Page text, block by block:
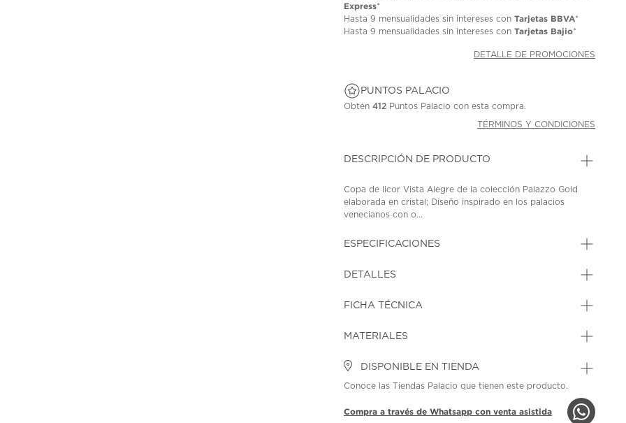
Express*
Hasta9 mensualidades sin intereses conTarjetas BBVA*
Hasta9 mensualidades sin intereses conTarjetas Bajio*
DETALLE DE PROMOCIONES
PUNTOS PALACIO
Obtén412 Puntos Palacio con esta compra.
TÉRMINOS Y CONDICIONES
DESCRIPCIÓN DE PRODUCTO
Copa de licor Vista Alegre de la colección Palazzo Gold
elaborada en cristal; Diseño inspirado en los palacios
venecianos con o...
ESPECIFICACIONES
DETALLES
FICHA TÉCNICA
MATERIALES
DISPONIBLE EN TIENDA
Conoce las Tiendas Palacio que tienen este producto.
Compra a través de Whatsapp con venta asistida